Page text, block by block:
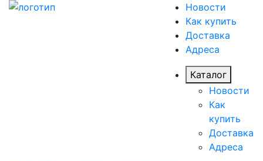
Новости
Как купить
Доставка
Адреса
Каталог
Новости
Как
купить
Доставка
Адреса